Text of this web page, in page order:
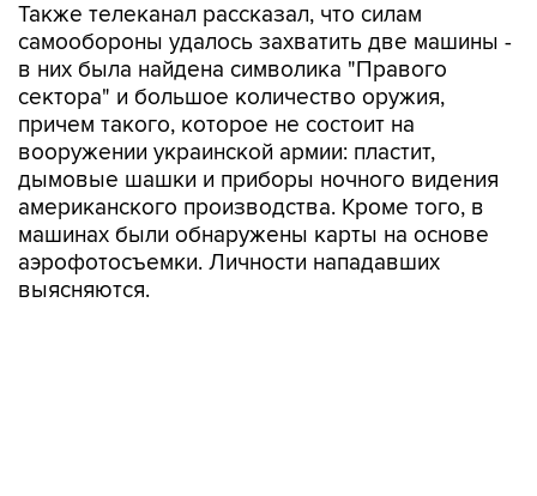
Также телеканал рассказал, что силам
самообороны удалось захватить две машины -
в них была найдена символика "Правого
сектора" и большое количество оружия,
причем такого, которое не состоит на
вооружении украинской армии: пластит,
дымовые шашки и приборы ночного видения
американского производства. Кроме того, в
машинах были обнаружены карты на основе
аэрофотосъемки. Личности нападавших
выясняются.